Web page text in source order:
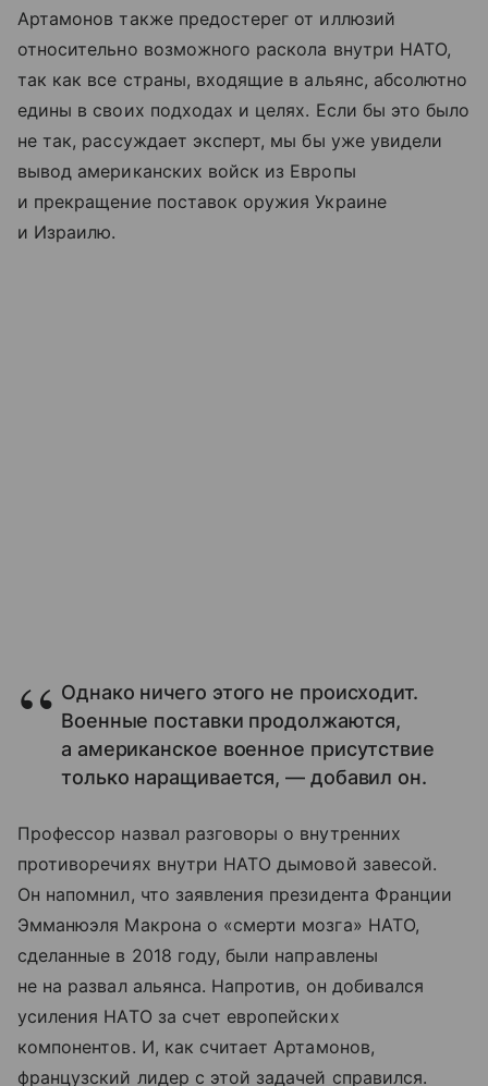
Артамонов также предостерег от иллюзий
относительно возможного раскола внутри НАТО,
так как все страны, входящие в альянс, абсолютно
едины в своих подходах и целях. Если бы это было
не так, рассуждает эксперт, мы бы уже увидели
вывод американских войск из Европы
и прекращение поставок оружия Украине
и Израилю.
Однако ничего этого не происходит.
Военные поставки продолжаются,
а американское военное присутствие
только наращивается, — добавил он.
Профессор назвал разговоры о внутренних
противоречиях внутри НАТО дымовой завесой.
Он напомнил, что заявления президента Франции
Эмманюэля Макрона о «смерти мозга» НАТО,
сделанные в 2018 году, были направлены
не на развал альянса. Напротив, он добивался
усиления НАТО за счет европейских
компонентов. И, как считает Артамонов,
французский лидер с этой задачей справился.